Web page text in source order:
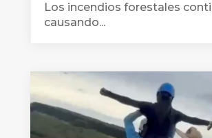
Los incendios forestales
causando...